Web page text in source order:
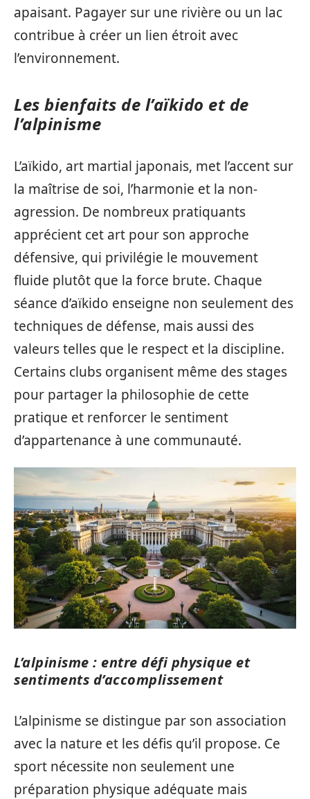
apaisant. Pagayer sur une rivière ou un lac
contribue à créer un lien étroit avec
l’environnement.
Les bienfaits de l’aïkido et de
l’alpinisme
L’aïkido, art martial japonais, met l’accent sur
la maîtrise de soi, l’harmonie et la non-
agression. De nombreux pratiquants
apprécient cet art pour son approche
défensive, qui privilégie le mouvement
fluide plutôt que la force brute. Chaque
séance d’aïkido enseigne non seulement des
techniques de défense, mais aussi des
valeurs telles que le respect et la discipline.
Certains clubs organisent même des stages
pour partager la philosophie de cette
pratique et renforcer le sentiment
d’appartenance à une communauté.
L’alpinisme : entre défi physique et
sentiments d’accomplissement
L’alpinisme se distingue par son association
avec la nature et les défis qu’il propose. Ce
sport nécessite non seulement une
préparation physique adéquate mais